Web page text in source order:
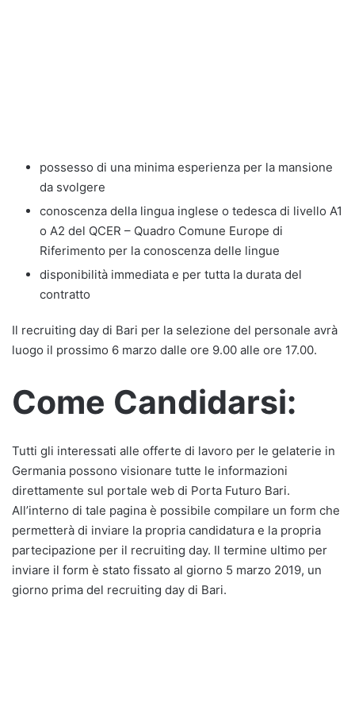
possesso di una minima esperienza per la mansione
da svolgere
conoscenza della lingua inglese o tedesca di livello A1
o A2 del QCER – Quadro Comune Europe di
Riferimento per la conoscenza delle lingue
disponibilità immediata e per tutta la durata del
contratto
Il recruiting day di Bari per la selezione del personale avrà
luogo il prossimo 6 marzo dalle ore 9.00 alle ore 17.00.
Come Candidarsi:
Tutti gli interessati alle offerte di lavoro per le gelaterie in
Germania possono visionare tutte le informazioni
direttamente sul portale web di Porta Futuro Bari.
All’interno di tale pagina è possibile compilare un form che
permetterà di inviare la propria candidatura e la propria
partecipazione per il recruiting day. Il termine ultimo per
inviare il form è stato fissato al giorno 5 marzo 2019, un
giorno prima del recruiting day di Bari.